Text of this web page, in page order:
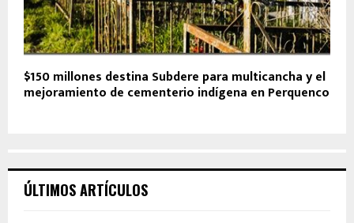
$150 millones destina Subdere para multicancha y el
mejoramiento de cementerio indígena en Perquenco
ÚLTIMOS ARTÍCULOS